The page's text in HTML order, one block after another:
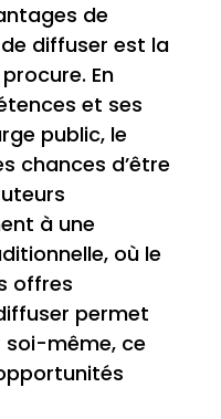
de
diffuser est la
En
et ses
public, le
chances d’être
à une
où le
offres
permet
soi-même, ce